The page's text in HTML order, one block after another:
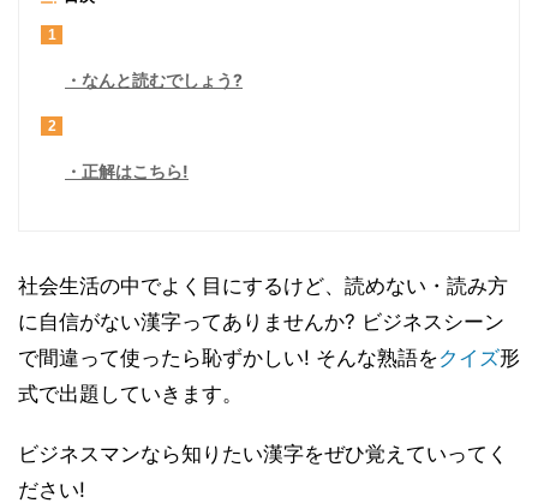
1
なんと読むでしょう?
2
正解はこちら!
社会生活の中でよく目にするけど、読めない・読み方
に自信がない漢字ってありませんか? ビジネスシーン
で間違って使ったら恥ずかしい! そんな熟語をクイズ形
式で出題していきます。
ビジネスマンなら知りたい漢字をぜひ覚えていってく
ださい!